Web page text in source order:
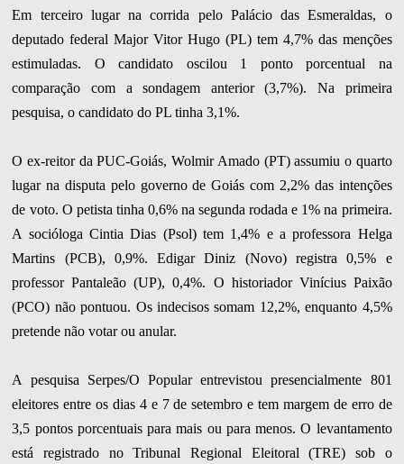
Em terceiro lugar na corrida pelo Palácio das Esmeraldas, o
deputado federal Major Vitor Hugo (PL) tem 4,7% das menções
estimuladas. O candidato oscilou 1 ponto porcentual na
comparação com a sondagem anterior (3,7%). Na primeira
pesquisa, o candidato do PL tinha 3,1%.
O ex-reitor da PUC-Goiás, Wolmir Amado (PT) assumiu o quarto
lugar na disputa pelo governo de Goiás com 2,2% das intenções
de voto. O petista tinha 0,6% na segunda rodada e 1% na primeira.
A socióloga Cintia Dias (Psol) tem 1,4% e a professora Helga
Martins (PCB), 0,9%. Edigar Diniz (Novo) registra 0,5% e
professor Pantaleão (UP), 0,4%. O historiador Vinícius Paixão
(PCO) não pontuou. Os indecisos somam 12,2%, enquanto 4,5%
pretende não votar ou anular.
A pesquisa Serpes/O Popular entrevistou presencialmente 801
eleitores entre os dias 4 e 7 de setembro e tem margem de erro de
3,5 pontos porcentuais para mais ou para menos. O levantamento
está registrado no Tribunal Regional Eleitoral (TRE) sob o